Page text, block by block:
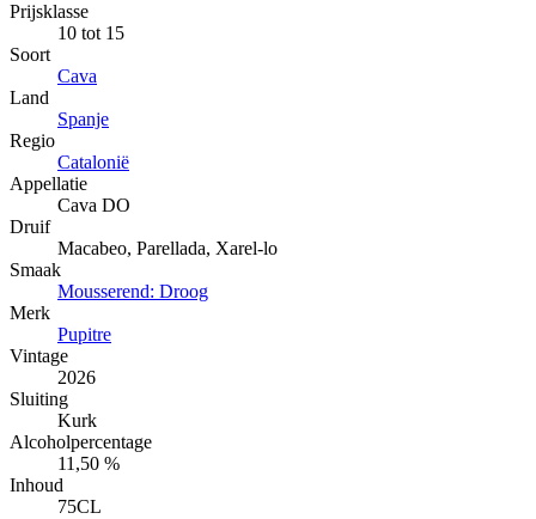
Prijsklasse
10 tot 15
Soort
Cava
Land
Spanje
Regio
Catalonië
Appellatie
Cava DO
Druif
Macabeo, Parellada, Xarel-lo
Smaak
Mousserend: Droog
Merk
Pupitre
Vintage
2026
Sluiting
Kurk
Alcoholpercentage
11,50 %
Inhoud
75CL